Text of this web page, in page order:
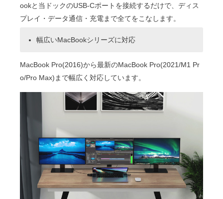
ookと当ドックのUSB-Cポートを接続するだけで、ディス
プレイ・データ通信・充電まで全てをこなします。
幅広いMacBookシリーズに対応
MacBook Pro(2016)から最新のMacBook Pro(2021/M1 Pr
o/Pro Max)まで幅広く対応しています。